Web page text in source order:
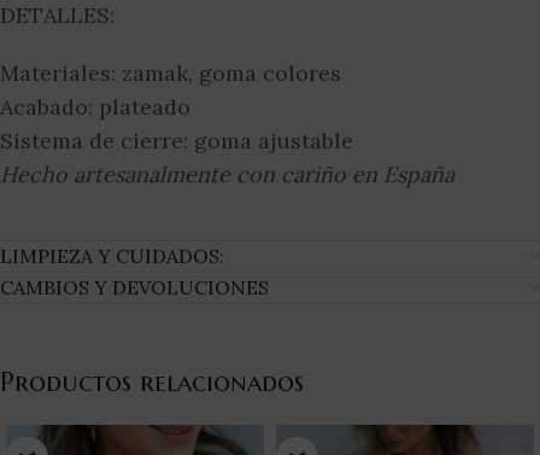
DETALLES:
Materiales: zamak, goma colores
Acabado: plateado
Sistema de cierre: goma ajustable
Hecho artesanalmente con cariño en España
LIMPIEZA Y CUIDADOS:
CAMBIOS Y DEVOLUCIONES
Productos relacionados